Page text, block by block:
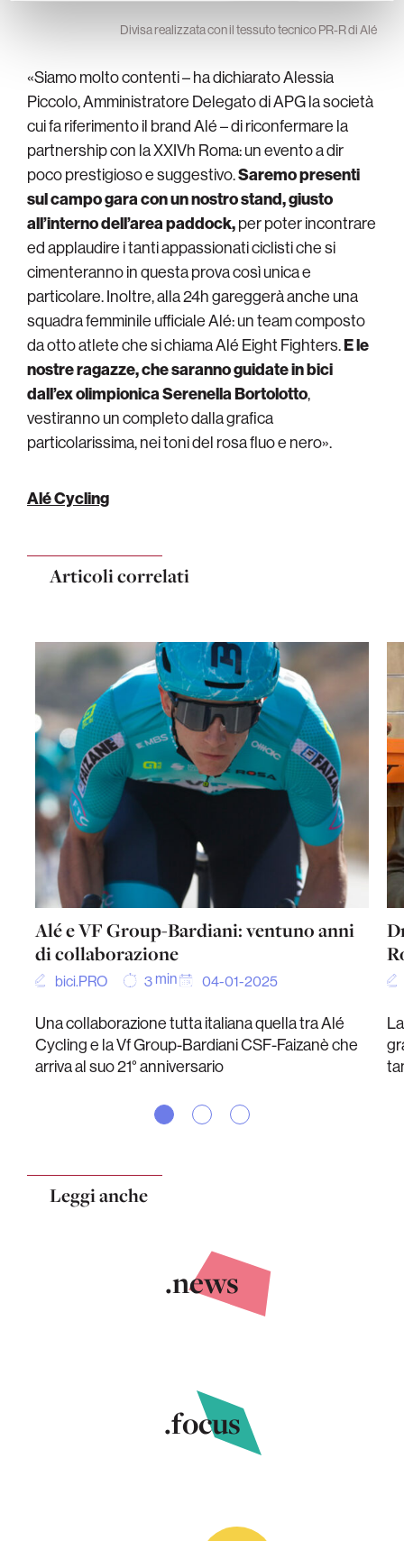
Divisa realizzata con il tessuto tecnico PR-R di Alé
«Siamo molto contenti – ha dichiarato Alessia
Piccolo, Amministratore Delegato di APG la società
cui fa riferimento il brand Alé – di riconfermare la
partnership con la XXIVh Roma: un evento a dir
poco prestigioso e suggestivo.Saremo presenti
sul campo gara con un nostro stand, giusto
all’interno dell’area paddock,per poter incontrare
ed applaudire i tanti appassionati ciclisti che si
cimenteranno in questa prova così unica e
particolare. Inoltre, alla 24h gareggerà anche una
squadra femminile ufficiale Alé: un team composto
da otto atlete che si chiama Alé Eight Fighters.E le
nostre ragazze, che saranno guidate in bici
dall’ex olimpionica Serenella Bortolotto,
vestiranno un completo dalla grafica
particolarissima, nei toni del rosa fluo e nero».
Alé Cycling
Articoli correlati
Alé e VF Group-Bardiani: ventuno anni
di collaborazione
bici.PRO 3 min 04-01-2025
Una collaborazione tutta italiana quella tra Alé
Cycling e la Vf Group-Bardiani CSF-Faizanè che
arriva al suo 21° anniversario
Leggi anche
.news
.focus